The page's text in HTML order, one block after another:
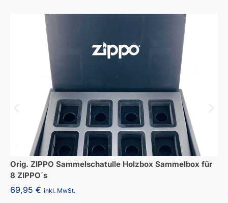
Orig. ZIPPO Sammelschatulle Holzbox Sammelbox für
8 ZIPPO´s
69,95 € inkl. MwSt.